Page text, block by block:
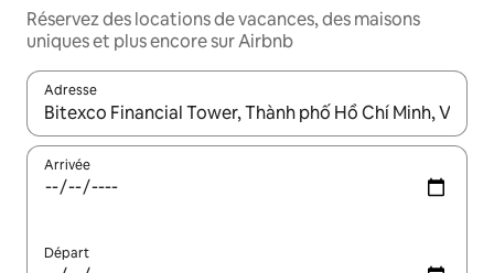
Réservez des locations de vacances, des maisons
uniques et plus encore sur Airbnb
Adresse
Lorsque les résultats s'affichent, utilisez les flèches vers le
Arrivée
Départ